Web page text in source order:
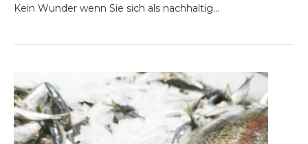
Kein Wunder wenn Sie sich als nachhaltig…